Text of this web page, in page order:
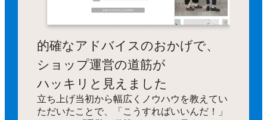
的確なアドバイスのおかげで、
ショップ運営の道筋が
ハッキリと見えました
立ち上げ当初から幅広くノウハウを教えてい
ただいたことで、「こうすればいいんだ！」